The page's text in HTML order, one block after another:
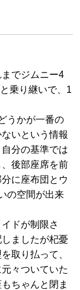
でジムニー4
乗り継いで、1
うかが一番の
いという情報
分の基準では
後部座席を前
に座布団とウ
の空間が出来
ドが制限さ
ましたが杞憂
取り払って、
々ついていた
ちゃんと閉ま